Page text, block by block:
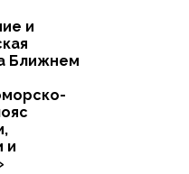
и
Ближнем
и